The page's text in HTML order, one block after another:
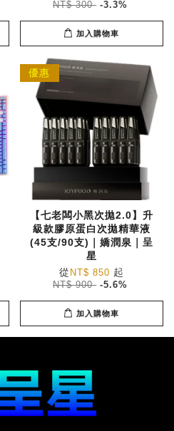
NT$ 300 -3.3%
加入購物車
優惠
【七老闆小黑次拋2.0】升
級款膠原蛋白次拋精華液
(45支/90支)｜嬌潤泉｜呈
星
從 NT$ 850 起
NT$ 900 -5.6%
加入購物車